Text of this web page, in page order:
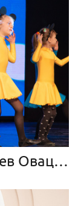
Выступление школы танцев Овация